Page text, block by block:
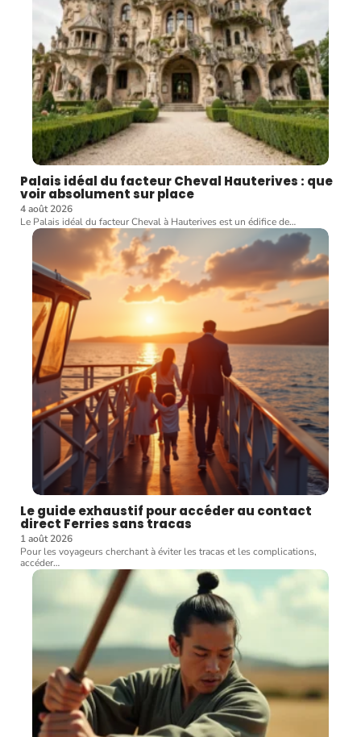
Palais idéal du facteur Cheval Hauterives : que
voir absolument sur place
4 août 2026
Le Palais idéal du facteur Cheval à Hauterives est un édifice de…
Le guide exhaustif pour accéder au contact
direct Ferries sans tracas
1 août 2026
Pour les voyageurs cherchant à éviter les tracas et les complications,
accéder…